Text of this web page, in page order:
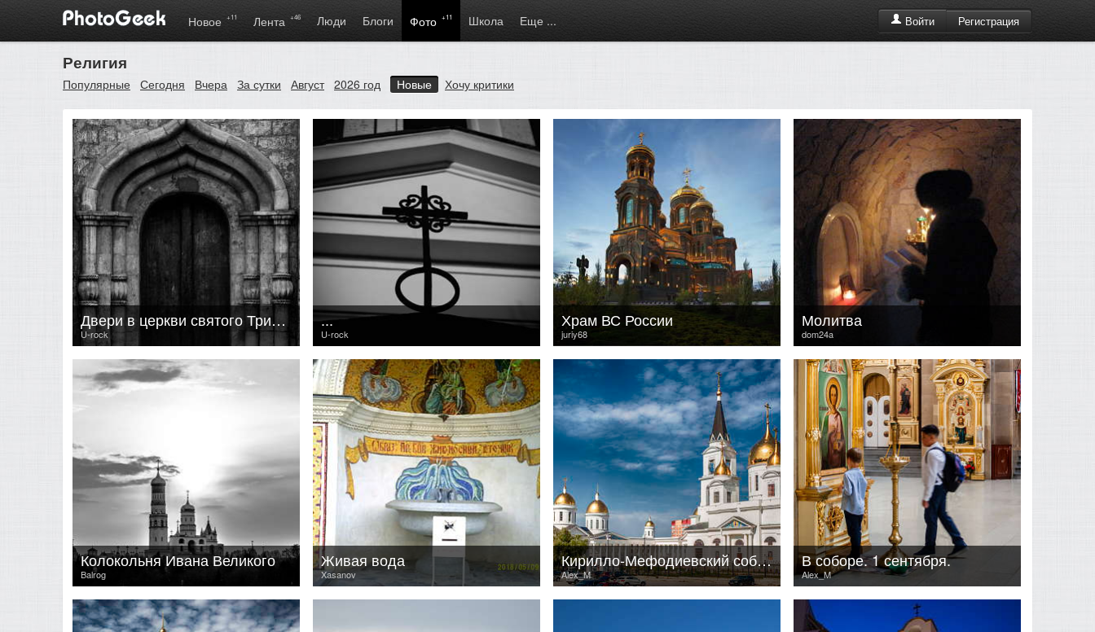
Войти Регистрация
Новое +11 Лента +46 Люди Блоги Фото +11 Школа Еще ...
Религия
Популярные Сегодня Вчера За сутки Август 2026 год Новые Хочу критики
U-rock
Двери в церкви святого Трифона
U-rock
...
juriy68
Храм ВС России
dom24a
Молитва
Balrog
Колокольня Ивана Великого
Xasanov
Живая вода
Alex_M
Кирилло-Мефодиевский собор
Alex_M
В соборе. 1 сентября.